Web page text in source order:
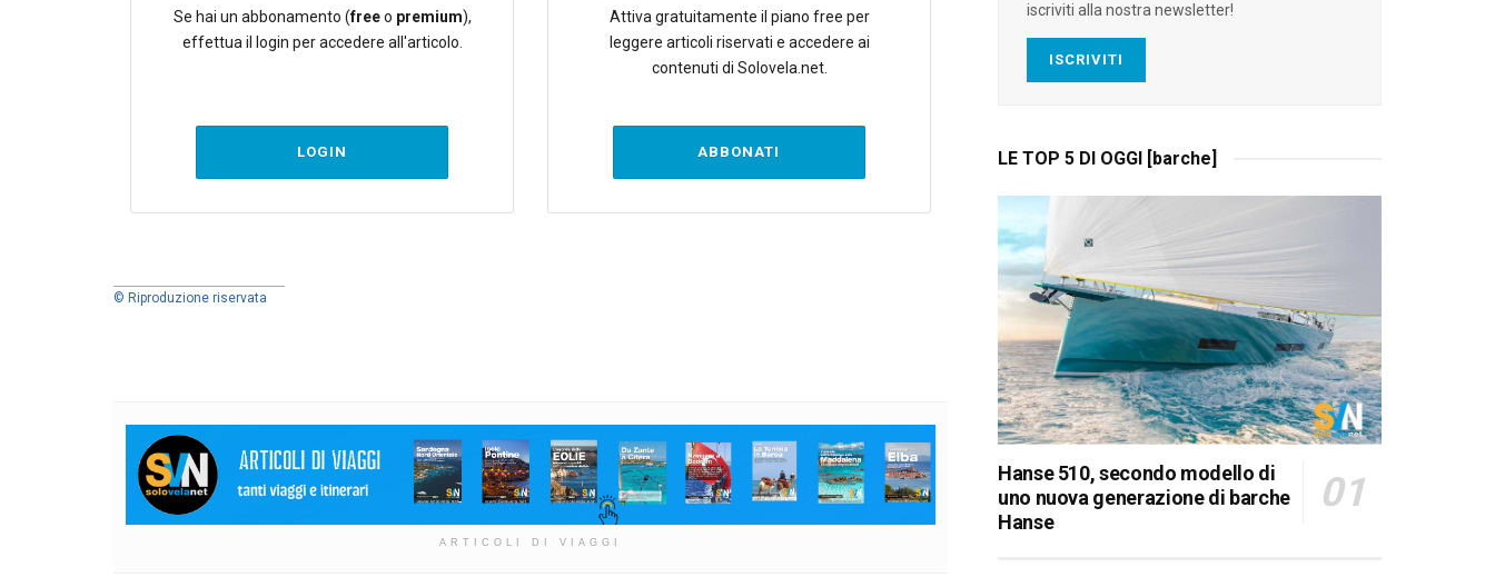
Se hai un abbonamento (freeo premium),
effettua il login per accedere all'articolo.
LOGIN
Attiva gratuitamente il piano free per
leggere articoli riservati e accedere ai
contenuti di Solovela.net.
ABBONATI
© Riproduzione riservata
ARTICOLI DI VIAGGI
iscriviti alla nostra newsletter!
ISCRIVITI
LE TOP 5 DI OGGI [barche]
Hanse 510, secondo modello di
uno nuova generazione di barche
Hanse